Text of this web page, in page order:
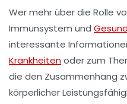
Wer mehr über die Rolle
Immunsystem und
interessante
Krankheitenoder zum
die den Zusammenhang
körperlicher